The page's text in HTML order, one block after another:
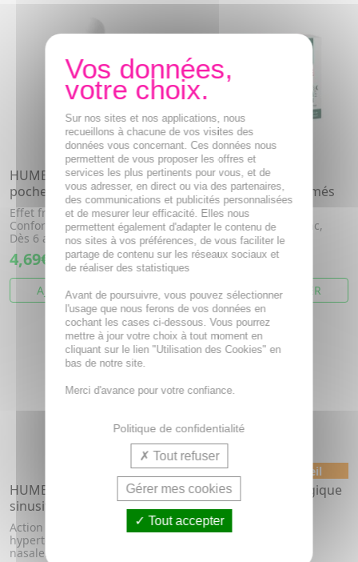
HUMER Inhaler inhalateur
poche
Effet fraicheur immédiat -
Confort respiratoire - Nez -
Dès 6 ans
4,69€
AJOUTER AU PANIER
HUMER Nez gorge
jour/nuit x15 comprimés
Eucalyptus globuleux,
Propolis, Vitamine c, Zinc,
Erysimum,
6,52€
AJOUTER AU PANIER
HUMER Nez très bouché
sinusite rhume spray 15ml
Action Rapide. Solution
hypertonique pour l'hygine
nasale.
Médicament conseil
HUMER Rhinite Allergique
Spray 20ml
Spray nasal. Rhinite
Sur nos sites et nos applications, nous
recueillons à chacune de vos visites des
données vous concernant. Ces données nous
permettent de vous proposer les offres et
services les plus pertinents pour vous, et de
vous adresser, en direct ou via des partenaires,
des communications et publicités personnalisées
et de mesurer leur efficacité. Elles nous
permettent également d'adapter le contenu de
nos sites à vos préférences, de vous faciliter le
partage de contenu sur les réseaux sociaux et
de réaliser des statistiques
Avant de poursuivre, vous pouvez sélectionner
l'usage que nous ferons de vos données en
cochant les cases ci-dessous. Vous pourrez
mettre à jour votre choix à tout moment en
cliquant sur le lien "Utilisation des Cookies" en
bas de notre site.
Merci d'avance pour votre confiance.
Politique de confidentialité
Tout refuser
Gérer mes cookies
Tout accepter